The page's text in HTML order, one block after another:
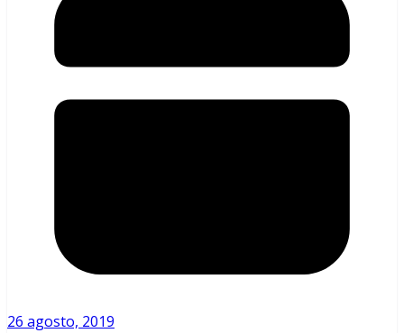
26 agosto, 2019